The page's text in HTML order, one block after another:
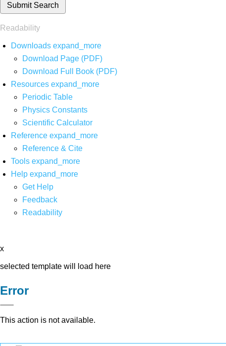
Submit Search
Readability
Downloads expand_more
Download Page (PDF)
Download Full Book (PDF)
Resources expand_more
Periodic Table
Physics Constants
Scientific Calculator
Reference expand_more
Reference & Cite
Tools expand_more
Help expand_more
Get Help
Feedback
Readability
x
selected template will load here
Error
This action is not available.